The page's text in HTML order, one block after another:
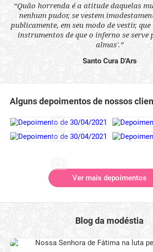
“Quão horrenda é a atitude daquelas
nenhum pudor, se vestem
publicamente, em seu modo de vestir,
instrumentos de que o inferno se serve
almas'.”
Santo Cura D'Ars
Alguns depoimentos de nossos
Ver mais depoimentos
Blog da modéstia